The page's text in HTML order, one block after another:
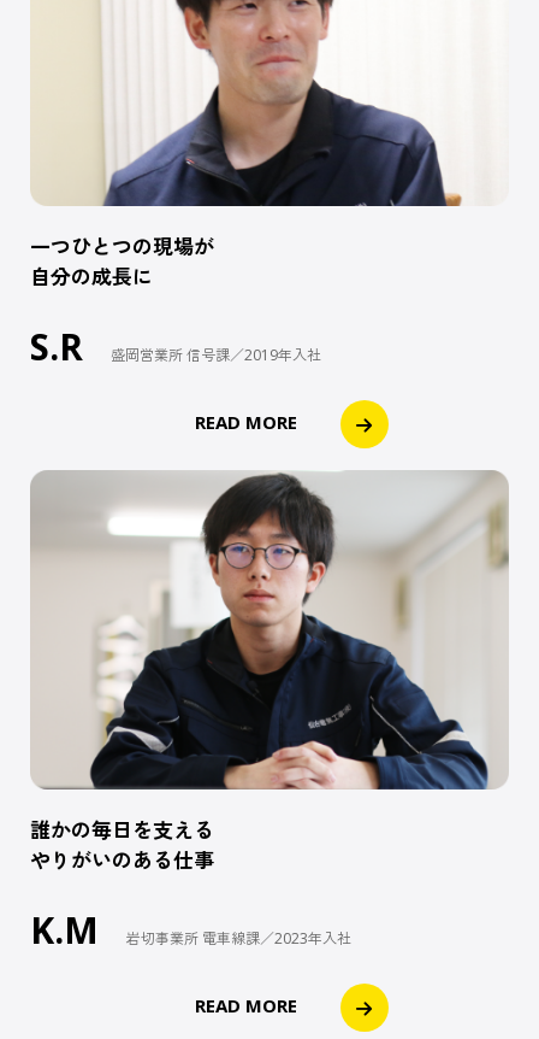
一つひとつの現場が
自分の成長に
S.R 盛岡営業所 信号課／2019年入社
READ MORE
誰かの毎日を支える
やりがいのある仕事
K.M 岩切事業所 電車線課／2023年入社
READ MORE